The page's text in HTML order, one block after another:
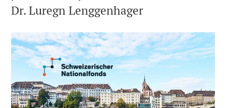
Dr. Luregn Lenggenhager